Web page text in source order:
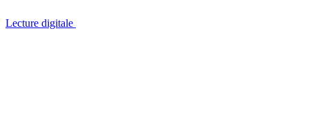
Lecture digitale